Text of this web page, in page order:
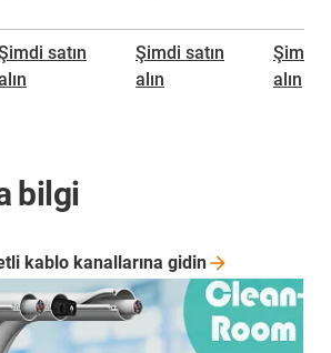
satın
Şimdi satın
alın
Şimdi
alın
bilgi
kablo kanallarına gidin